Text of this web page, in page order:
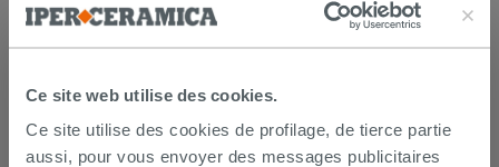
Ce site web utilise des cookies.
Ce site utilise des cookies de profilage, de tierce partie
aussi, pour vous envoyer des messages publicitaires
FINS DE SÉRIE